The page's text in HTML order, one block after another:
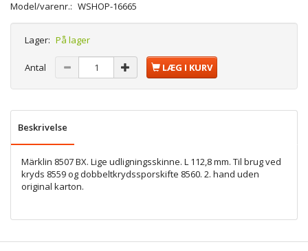
Model/varenr.: WSHOP-16665
Lager: På lager
Antal LÆG I KURV
Beskrivelse
Märklin 8507 BX. Lige udligningsskinne. L 112,8 mm. Til brug ved
kryds 8559 og dobbeltkrydssporskifte 8560. 2. hand uden
original karton.